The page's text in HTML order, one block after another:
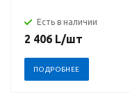
Есть в наличии
2 406 L/шт
ПОДРОБНЕЕ